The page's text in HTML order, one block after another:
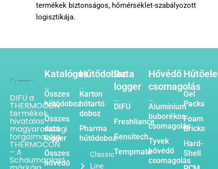
termékek biztonságos, hőmérséklet-szabályozott
logisztikája.
DIFU a
THERMOCON
termékek
hivatalos
magyarországi
forgalmazója.
THERMOCON
– A
Schaumaplast
Katalógus
Összes
hűtődoboz
Összes
data
logger
Összes
hővédő
Hűtődoboz
Karton
hőtartó
doboz
Pharma
hűtődoboz
Classic
Line
Data
logger
DIFU
Freshliance
Sensitech
Tempmate
Hővédő
csomagolás
Alumínium
buborékos
csomagolás
Tyvek
hővédő
csomagolás
Gel
Packs
Foam
Bricks
Hard-
Shell